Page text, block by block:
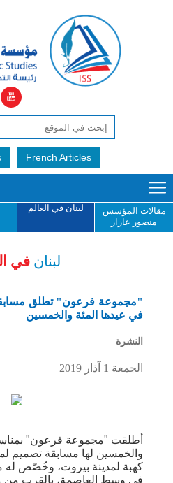
French Articles
مقالات المؤسس
منصور عازار
لبنان في العالم
لبنان في
"مجموعة فرعون" تطلق
في عيدها المئة والخمسين
النشرة
الجمعة 1 آذار 2019
أطلقت "مجموعة فرعون"
والخمسين لها مسابقة تصميم
كهبة لمدينة بيروت، وخُصّص له
في وسط العاصمة، بالقرب من